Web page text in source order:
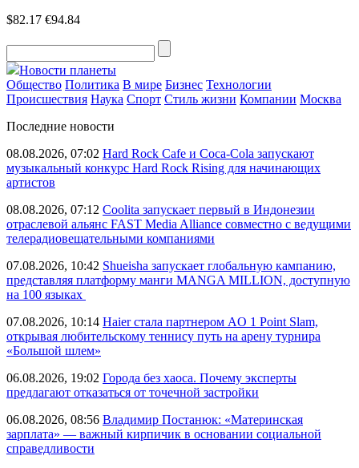
$82.17 €94.84
Новости планеты
Общество Политика В мире Бизнес Технологии
Происшествия Наука Спорт Стиль жизни Компании Москва
Последние новости
08.08.2026, 07:02 Hard Rock Cafe и Coca-Cola запускают
музыкальный конкурс Hard Rock Rising для начинающих
артистов
08.08.2026, 07:12 Coolita запускает первый в Индонезии
отраслевой альянс FAST Media Alliance совместно с ведущими
телерадиовещательными компаниями
07.08.2026, 10:42 Shueisha запускает глобальную кампанию,
представляя платформу манги MANGA MILLION, доступную
на 100 языках
07.08.2026, 10:14 Haier стала партнером AO 1 Point Slam,
открывая любительскому теннису путь на арену турнира
«Большой шлем»
06.08.2026, 19:02 Города без хаоса. Почему эксперты
предлагают отказаться от точечной застройки
06.08.2026, 08:56 Владимир Постанюк: «Материнская
зарплата» — важный кирпичик в основании социальной
справедливости